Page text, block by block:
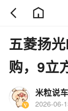
五菱扬
购，9立
米粒说
2026-06-